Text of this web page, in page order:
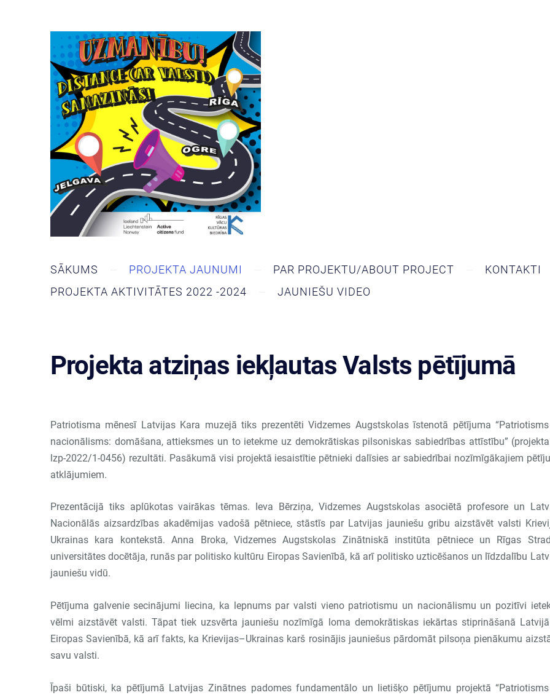
SĀKUMS PROJEKTA JAUNUMI PAR PROJEKTU/ABOUT PROJECT
KONTAKTI
PROJEKTA AKTIVITĀTES 2022 -2024
JAUNIEŠU VIDEO
Projekta atziņas iekļautas Valsts pētījumā
Patriotisma mēnesī Latvijas Kara muzejā tiks prezentēti Vidzemes Augstskolas īstenotā pētījuma
nacionālisms: domāšana, attieksmes un to ietekme uz demokrātiskas pilsoniskas sabiedrības attīstību”
lzp-2022/1-0456) rezultāti. Pasākumā visi projektā iesaistītie pētnieki dalīsies ar sabiedrībai nozīmīgākajiem
atklājumiem.
Prezentācijā tiks aplūkotas vairākas tēmas. Ieva Bērziņa, Vidzemes Augstskolas asociētā profesore un
Nacionālās aizsardzības akadēmijas vadošā pētniece, stāstīs par Latvijas jauniešu gribu aizstāvēt valsti
Ukrainas kara kontekstā. Anna Broka, Vidzemes Augstskolas Zinātniskā institūta pētniece un Rīgas
universitātes docētāja, runās par politisko kultūru Eiropas Savienībā, kā arī politisko uzticēšanos un līdzdalību
jauniešu vidū.
Pētījuma galvenie secinājumi liecina, ka lepnums par valsti vieno patriotismu un nacionālismu un pozitīvi
vēlmi aizstāvēt valsti. Tāpat tiek uzsvērta jauniešu nozīmīgā loma demokrātiskas iekārtas stiprināšanā
Eiropas Savienībā, kā arī fakts, ka Krievijas–Ukrainas karš rosinājis jauniešus pārdomāt pilsoņa pienākumu
savu valsti.
Īpaši būtiski, ka pētījumā Latvijas Zinātnes padomes fundamentālo un lietišķo pētījumu projektā